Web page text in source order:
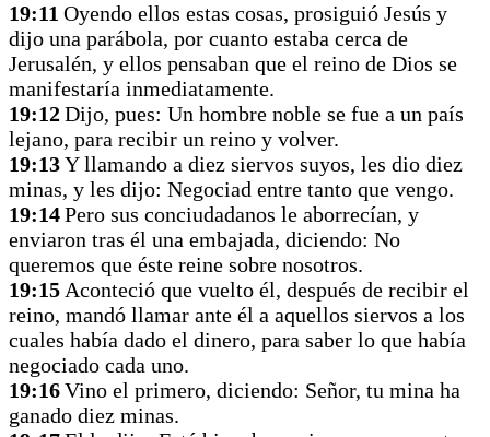
19:11 Oyendo ellos estas cosas, prosiguió Jesús y
dijo una parábola, por cuanto estaba cerca de
Jerusalén, y ellos pensaban que el reino de Dios se
manifestaría inmediatamente.
19:12Dijo, pues: Un hombre noble se fue a un país
lejano, para recibir un reino y volver.
19:13Y llamando a diez siervos suyos, les dio diez
minas, y les dijo: Negociad entre tanto que vengo.
19:14Pero sus conciudadanos le aborrecían, y
enviaron tras él una embajada, diciendo: No
queremos que éste reine sobre nosotros.
19:15 Aconteció que vuelto él, después de recibir el
reino, mandó llamar ante él a aquellos siervos a los
cuales había dado el dinero, para saber lo que había
negociado cada uno.
19:16Vino el primero, diciendo: Señor, tu mina ha
ganado diez minas.